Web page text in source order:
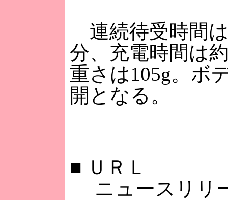
連続待受時間
分、充電時間は
重さは105g。ボ
開となる。
■ ＵＲＬ
ニュースリリ